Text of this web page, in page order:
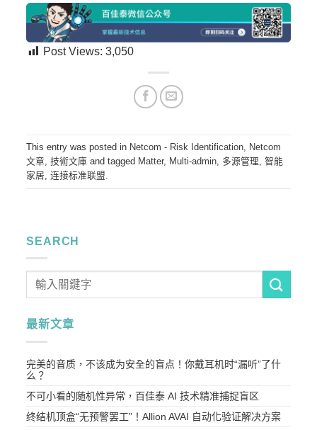
Post Views:3,050
This entry was posted in Netcom - Risk Identification
Netcom
文章 ,技術文庫 and tagged Matter, Multi-admin 多源管理 ,智能
家居 ,连接标准联盟
SEARCH
最新文章
完美的音质，不该成为安全的盲点！你戴耳机时“漏听”了什
么？
不可小看的随机性异常，百佳泰 AI 技术精准捕捉盲区
终结机顶盒“无预警罢工”！Allion AVAI 自动化验证解决方案